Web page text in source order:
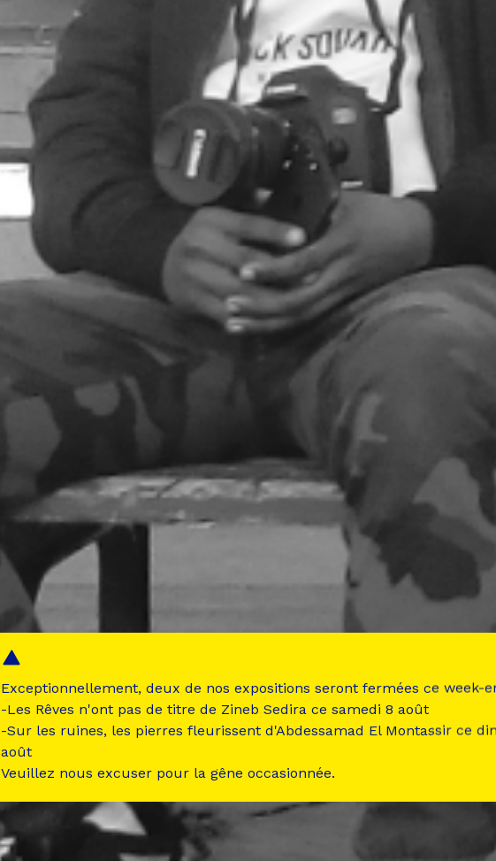
Exceptionnellement, deux de nos expositions seront fermées ce week-
-Les Rêves n'ont pas de titre de Zineb Sedira ce samedi 8 août
-Sur les ruines, les pierres fleurissent d'Abdessamad El Montassir ce
août
Veuillez nous excuser pour la gêne occasionnée.